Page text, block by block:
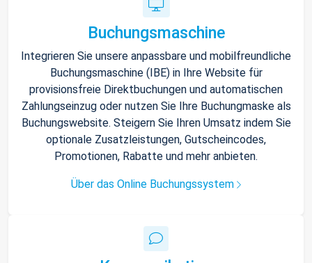
Buchungsmaschine
Integrieren Sie unsere anpassbare und mobilfreundliche
Buchungsmaschine (IBE) in Ihre Website für
provisionsfreie Direktbuchungen und automatischen
Zahlungseinzug oder nutzen Sie Ihre Buchungmaske als
Buchungswebsite. Steigern Sie Ihren Umsatz indem Sie
optionale Zusatzleistungen, Gutscheincodes,
Promotionen, Rabatte und mehr anbieten.
Über das Online Buchungssystem